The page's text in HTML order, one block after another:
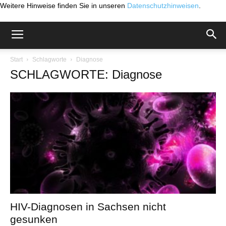
Weitere Hinweise finden Sie in unseren Datenschutzhinweisen
Start Schlagworte Diagnose
SCHLAGWORTE: Diagnose
HIV-Diagnosen in Sachsen nicht
gesunken